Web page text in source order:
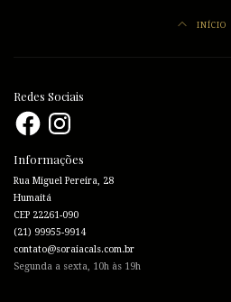
INÍCIO
Redes Sociais
FacebookInstagram
Informações
Rua Miguel Pereira, 28
Humaitá
CEP 22261-090
(21) 99955-9914
contato@soraiacals.com.br
Segunda a sexta, 10h às 19h